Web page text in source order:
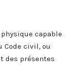
capable
Code civil, ou
des présentes